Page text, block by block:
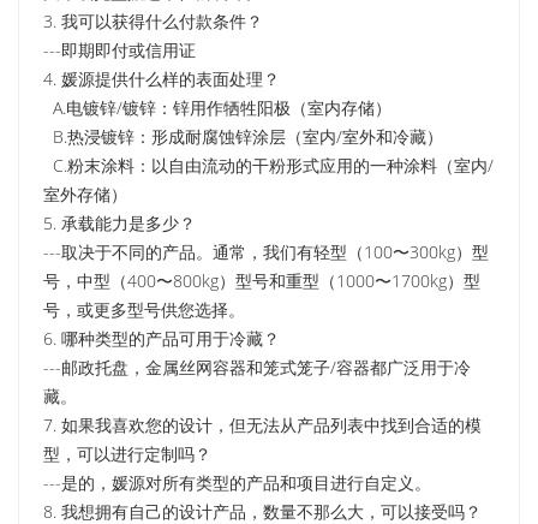
3. 我可以获得什么付款条件？
---即期即付或信用证
4. 媛源提供什么样的表面处理？
A.电镀锌/镀锌：锌用作牺牲阳极（室内存储）
B.热浸镀锌：形成耐腐蚀锌涂层（室内/室外和冷藏）
C.粉末涂料：以自由流动的干粉形式应用的一种涂料（室内/
室外存储）
5. 承载能力是多少？
---取决于不同的产品。通常，我们有轻型（100〜300kg）型
号，中型（400〜800kg）型号和重型（1000〜1700kg）型
号，或更多型号供您选择。
6. 哪种类型的产品可用于冷藏？
---邮政托盘，金属丝网容器和笼式笼子/容器都广泛用于冷
藏。
7. 如果我喜欢您的设计，但无法从产品列表中找到合适的模
型，可以进行定制吗？
---是的，媛源对所有类型的产品和项目进行自定义。
8. 我想拥有自己的设计产品，数量不那么大，可以接受吗？